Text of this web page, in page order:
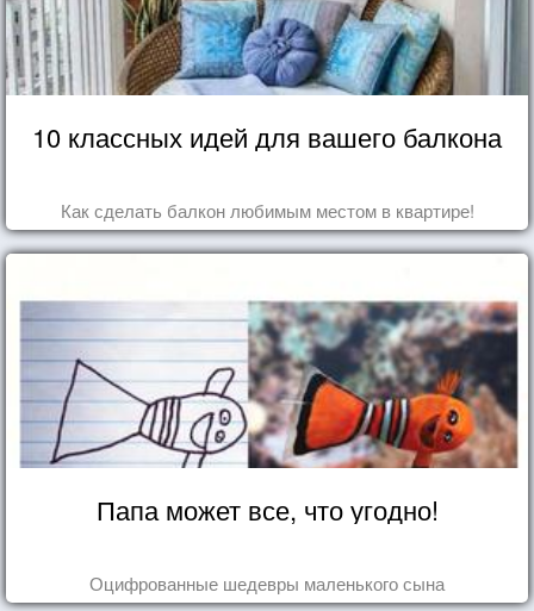
10 классных идей для вашего балкона
Как сделать балкон любимым местом в квартире!
Папа может все, что угодно!
Оцифрованные шедевры маленького сына